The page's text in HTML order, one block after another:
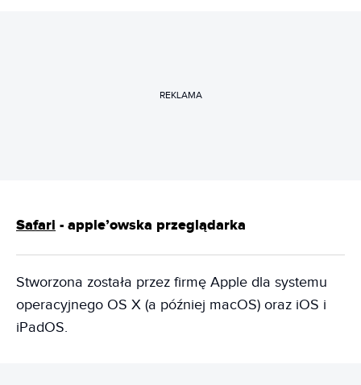
REKLAMA
Safari - apple’owska przeglądarka
Stworzona została przez firmę Apple dla systemu
operacyjnego OS X (a później macOS) oraz iOS i
iPadOS.